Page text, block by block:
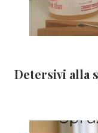
Detersivi alla